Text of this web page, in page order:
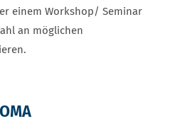
einem Workshop/ Seminar
an möglichen